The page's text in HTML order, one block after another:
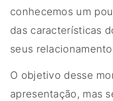
conhecemos um
das características
seus
O objetivo desse
apresentação, mas